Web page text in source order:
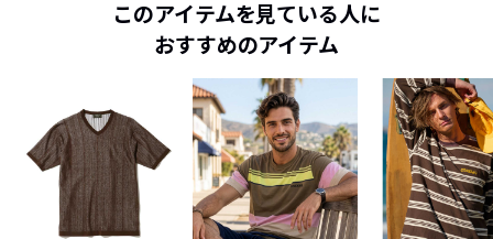
このアイテムを見ている人に
おすすめのアイテム